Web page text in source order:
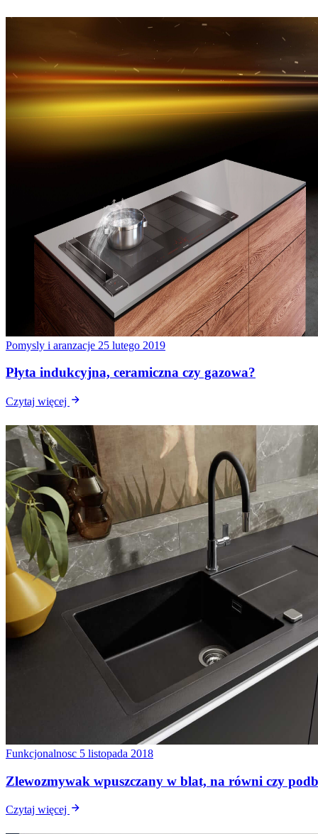
Pomysly i aranzacje 25 lutego 2019
Płyta indukcyjna, ceramiczna czy gazowa?
Czytaj więcej
Funkcjonalnosc 5 listopada 2018
Zlewozmywak wpuszczany w blat, na równi czy
Czytaj więcej